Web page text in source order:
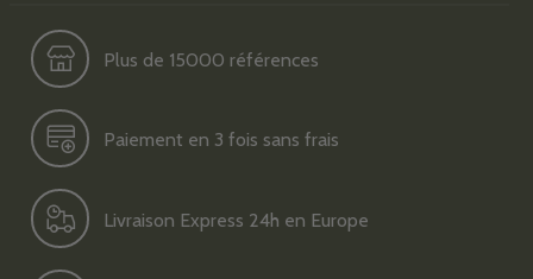
Plus de 15000 références
Paiement en 3 fois sans frais
Livraison Express 24h en Europe